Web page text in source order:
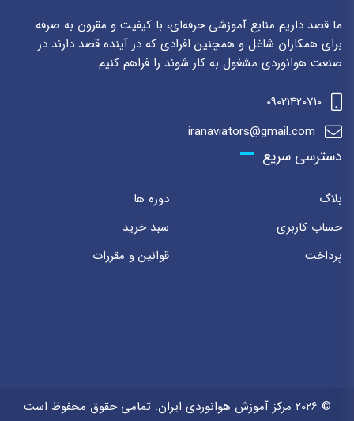
ما قصد داریم منابع آموزشی حرفه‌ای، با کیفیت و مقرون به صرفه
برای همکاران شاغل و همچنین افرادی که در آینده قصد دارند در
صنعت هوانوردی مشغول به کار شوند را فراهم کنیم.
09021420710
iranaviators@gmail.com
دسترسی سریع
بلاگ
دوره ها
حساب کاربری
سبد خرید
پرداخت
قوانین و مقررات
© 2026 مرکز آموزش هوانوردی ایران. تمامی حقوق محفوظ است